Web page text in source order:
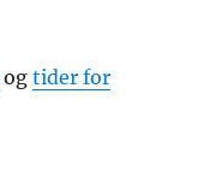
ogtider for